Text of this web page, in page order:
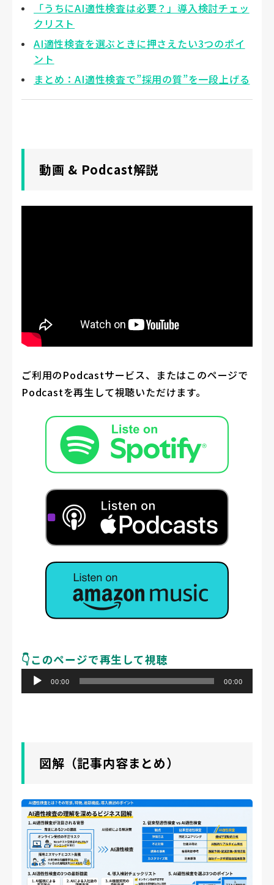
「うちにAI適性検査は必要？」導入検討チェッ
クリスト
AI適性検査を選ぶときに押さえたい3つのポイ
ント
まとめ：AI適性検査で”採用の質”を一段上げる
動画 & Podcast解説
ご利用のPodcastサービス、またはこのページで
Podcastを再生して視聴いただけます。
👇️このページで再生して視聴
声
ー
00:00 00:00
図解（記事内容まとめ）